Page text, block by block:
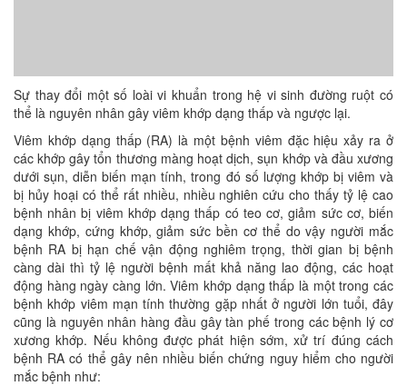
Sự thay đổi một số loài vi khuẩn trong hệ vi sinh đường ruột có
thể là nguyên nhân gây viêm khớp dạng thấp và ngược lại.
Viêm khớp dạng thấp (RA) là một bệnh viêm đặc hiệu xảy ra ở
các khớp gây tổn thương màng hoạt dịch, sụn khớp và đầu xương
dưới sụn, diễn biến mạn tính, trong đó số lượng khớp bị viêm và
bị hủy hoại có thể rất nhiều, nhiều nghiên cứu cho thấy tỷ lệ cao
bệnh nhân bị viêm khớp dạng thấp có teo cơ, giảm sức cơ, biến
dạng khớp, cứng khớp, giảm sức bền cơ thể do vậy người mắc
bệnh RA bị hạn chế vận động nghiêm trọng, thời gian bị bệnh
càng dài thì tỷ lệ người bệnh mất khả năng lao động, các hoạt
động hàng ngày càng lớn. Viêm khớp dạng thấp là một trong các
bệnh khớp viêm mạn tính thường gặp nhất ở người lớn tuổi, đây
cũng là nguyên nhân hàng đầu gây tàn phế trong các bệnh lý cơ
xương khớp. Nếu không được phát hiện sớm, xử trí đúng cách
bệnh RA có thể gây nên nhiều biến chứng nguy hiểm cho người
mắc bệnh như: